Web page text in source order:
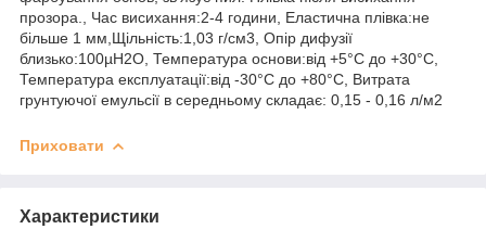
прозора., Час висихання:2-4 години, Еластична плівка:не
більше 1 мм,Щільність:1,03 г/см3, Опір дифузії
близько:100µН2О, Температура основи:від +5°С до +30°С,
Температура експлуатації:від -30°С до +80°С, Витрата
грунтуючої емульсії в середньому складає: 0,15 - 0,16 л/м2
Приховати
Характеристики